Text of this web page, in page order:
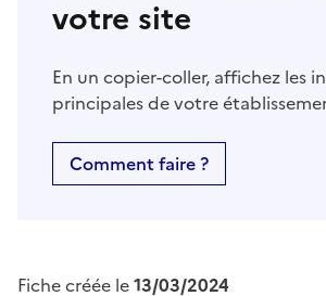
votre site
En un copier-coller, affichez les
principales de votre
Comment faire ?
Fiche créée le13/03/2024